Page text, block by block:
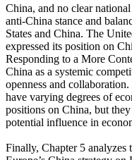
China, and no clear
anti-China stance and
States and China. The
expressed its position on
Responding to a More
China as a systemic
openness and
have varying degrees of
positions on China, but
potential influence in
Finally, Chapter 5 analyzes